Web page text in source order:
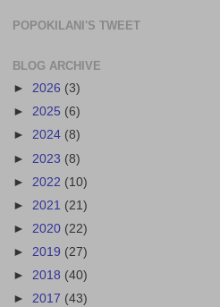
POPOKILANI'S TWEET
BLOG ARCHIVE
► 2026 (3)
► 2025 (6)
► 2024 (8)
► 2023 (8)
► 2022 (10)
► 2021 (21)
► 2020 (22)
► 2019 (27)
► 2018 (40)
► 2017 (43)